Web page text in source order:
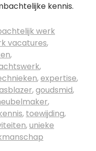
kennis.
werk
vacatures,
,
,
,expertise,
,goudsmid,
,
, toewijding,
,unieke